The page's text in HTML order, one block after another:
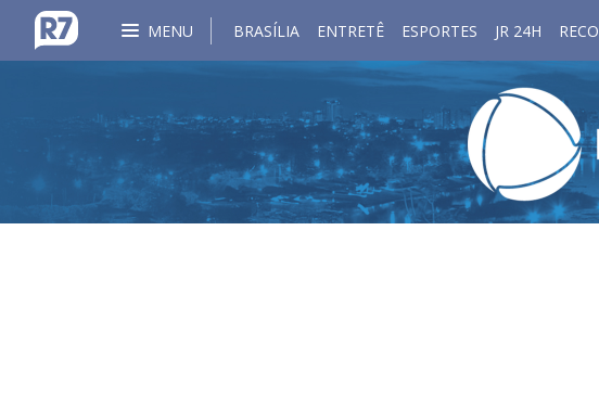
MENU BRASÍLIA ENTRETÊ ESPORTES JR 24H